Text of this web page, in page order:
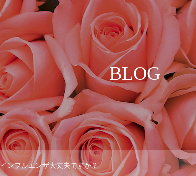
BLOG
インフルエンザ大丈夫ですか？